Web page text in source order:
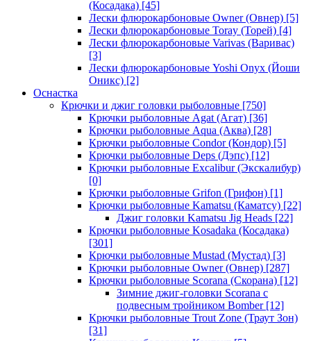
(Косадака) [45]
Лески флюрокарбоновые Owner (Овнер) [5]
Лески флюрокарбоновые Toray (Торей) [4]
Лески флюрокарбоновые Varivas (Варивас)
[3]
Лески флюрокарбоновые Yoshi Onyx (Йоши
Оникс) [2]
Оснастка
Крючки и джиг головки рыболовные [750]
Крючки рыболовные Agat (Агат) [36]
Крючки рыболовные Aqua (Аква) [28]
Крючки рыболовные Condor (Кондор) [5]
Крючки рыболовные Deps (Дэпс) [12]
Крючки рыболовные Excalibur (Экскалибур)
[0]
Крючки рыболовные Grifon (Грифон) [1]
Крючки рыболовные Kamatsu (Каматсу) [22]
Джиг головки Kamatsu Jig Heads [22]
Крючки рыболовные Kosadaka (Косадака)
[301]
Крючки рыболовные Mustad (Мустад) [3]
Крючки рыболовные Owner (Овнер) [287]
Крючки рыболовные Scorana (Скорана) [12]
Зимние джиг-головки Scorana с
подвесным тройником Bomber[12]
Крючки рыболовные Trout Zone (Траут Зон)
[31]